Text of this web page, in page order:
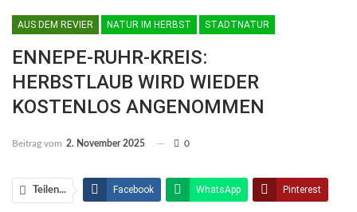
AUS DEM REVIER NATUR IM HERBST STADTNATUR
ENNEPE-RUHR-KREIS:
HERBSTLAUB WIRD WIEDER
KOSTENLOS ANGENOMMEN
Beitrag vom 2. November 2025 0
Teilen... Facebook WhatsApp Pinterest